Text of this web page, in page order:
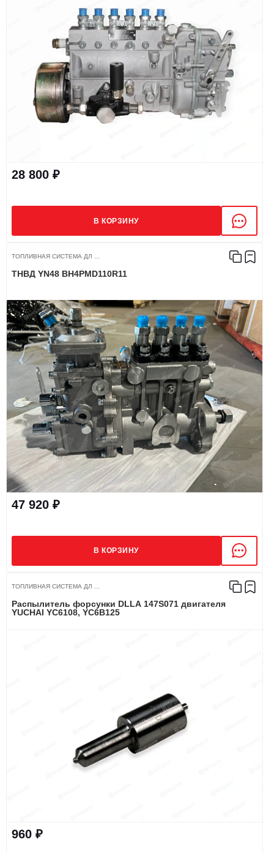
28 800 ₽
В КОРЗИНУ
ТОПЛИВНАЯ СИСТЕМА ДЛ ...
ТНВД YN48 BH4PMD110R11
47 920 ₽
В КОРЗИНУ
ТОПЛИВНАЯ СИСТЕМА ДЛ ...
Распылитель форсунки DLLA 147S071 двигателя
YUCHAI YC6108, YC6B125
960 ₽